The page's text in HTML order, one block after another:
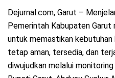
Dejurnal.com, Garut –
Pemerintah Kabupaten
untuk memastikan
tetap aman, tersedia, dan
diwujudkan melalui